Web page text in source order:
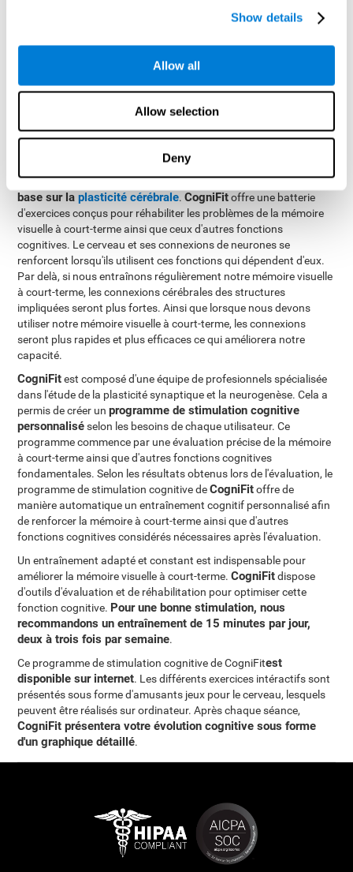
Show details
Allow all
Allow selection
Deny
présentées, où il faudra trouver la bonne combinaison.
Comment réhabiliter ou améliorer
la mémoire visuelle à court-terme?
Chez CogniFit
professionnelle la mémoire visuelle à court-terme, ainsi que le
reste des habiletés cognitives.
La réhabilitation de la mémoire visuelle à court-terme se
base sur laplasticité cérébrale.CogniFitoffre une batterie
d'exercices conçus pour réhabiliter les problèmes de la mémoire
visuelle à court-terme ainsi que ceux d'autres fonctions
cognitives. Le cerveau et ses connexions de neurones se
renforcent lorsqu'ils utilisent ces fonctions qui dépendent d'eux.
Par delà, si nous entraînons régulièrement notre mémoire visuelle
à court-terme, les connexions cérébrales des structures
impliquées seront plus fortes. Ainsi que lorsque nous devons
utiliser notre mémoire visuelle à court-terme, les connexions
seront plus rapides et plus efficaces ce qui améliorera notre
capacité.
CogniFitest composé d'une équipe de profesionnels spécialisée
dans l'étude de la plasticité synaptique et la neurogenèse. Cela a
permis de créer unprogramme de stimulation cognitive
personnaliséselon les besoins de chaque utilisateur. Ce
programme commence par une évaluation précise de la mémoire
à court-terme ainsi que d'autres fonctions cognitives
fondamentales. Selon les résultats obtenus lors de l'évaluation, le
programme de stimulation cognitive deCogniFitoffre de
manière automatique un entraînement cognitif personnalisé afin
de renforcer la mémoire à court-terme ainsi que d'autres
fonctions cognitives considérés nécessaires après l'évaluation.
Un entraînement adapté et constant est indispensable pour
améliorer la mémoire visuelle à court-terme.CogniFitdispose
d'outils d'évaluation et de réhabilitation pour optimiser cette
fonction cognitive. Pour une bonne stimulation, nous
recommandons un entraînement de 15 minutes par jour,
deux à trois fois par semaine.
Ce programme de stimulation cognitive de CogniFitest
disponible sur internet. Les différents exercices intéractifs sont
présentés sous forme d'amusants jeux pour le cerveau, lesquels
peuvent être réalisés sur ordinateur. Après chaque séance,
CogniFit présentera votre évolution cognitive sous forme
d'un graphique détaillé.